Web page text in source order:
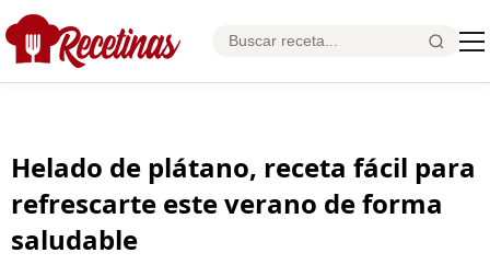
Helado de plátano, receta fácil para
refrescarte este verano de forma
saludable